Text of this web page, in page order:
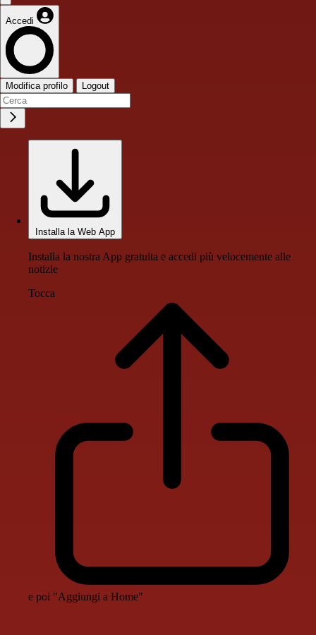
Accedi
Modifica profilo Logout
Installa la Web App
Installa la nostra App gratuita e accedi più velocemente alle
notizie
Tocca
e poi "Aggiungi a Home"